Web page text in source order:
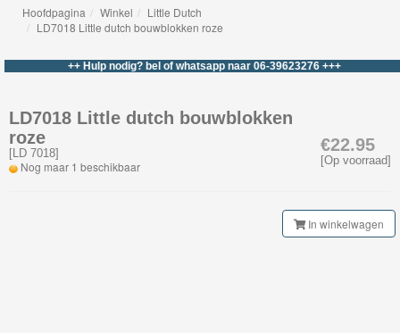
BigJigs
&
Märklin
My
Hoofdpagina
Winkel
Little Dutch
LD7018 Little dutch bouwblokken roze
++ Hulp nodig? bel of whatsapp naar 06-39623276 +++
€22.95
[Op voorraad]
LD7018 Little dutch bouwblokken
roze
[LD 7018]
Nog maar 1 beschikbaar
In winkelwagen